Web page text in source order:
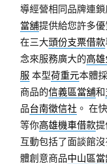
導經營相同品牌連
當舖提供給您許多
在三大頭份支票借款
念來服務廣大的高
服 本型荷重元本體
商品的信義區當舖和
品台南徵信社 。 在
等你高雄機車借款
互動包括了面談館
體創意商品中山區